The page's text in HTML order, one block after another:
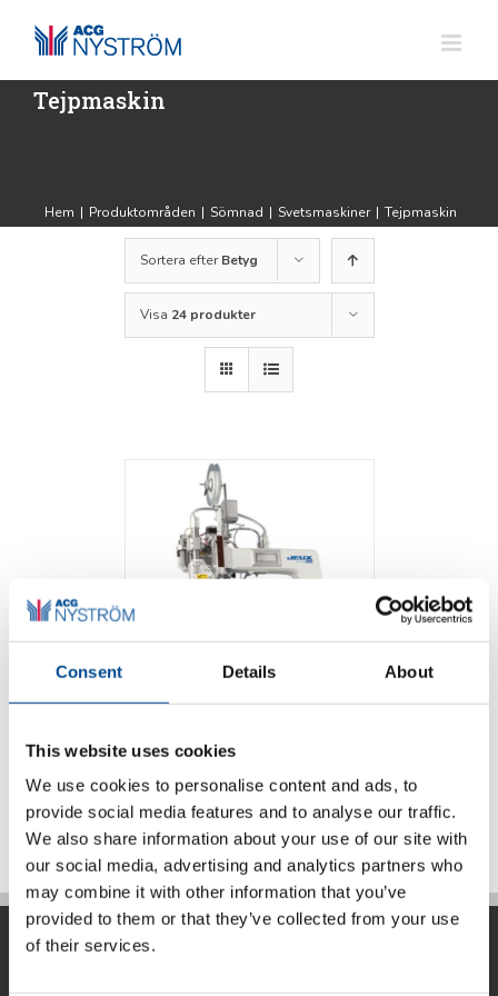
Consent Details About
This website uses cookies
We use cookies to personalise content and ads, to
provide social media features and to analyse our traffic.
We also share information about your use of our site with
our social media, advertising and analytics partners who
may combine it with other information that you’ve
provided to them or that they’ve collected from your use
of their services.
innehållet
Tejpmaskin
Hem | Produktområden | Sömnad | Svetsmaskiner | Tejpmaskin
Sortera efterBetyg
Visa 24 produkter
Juki JEUX AI-001
Detaljer